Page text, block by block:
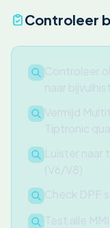
Controleer
Controleer
naar
Vermijd
Tiptronic
Luister naar
(V6/V8)
Check DPF
Test alle